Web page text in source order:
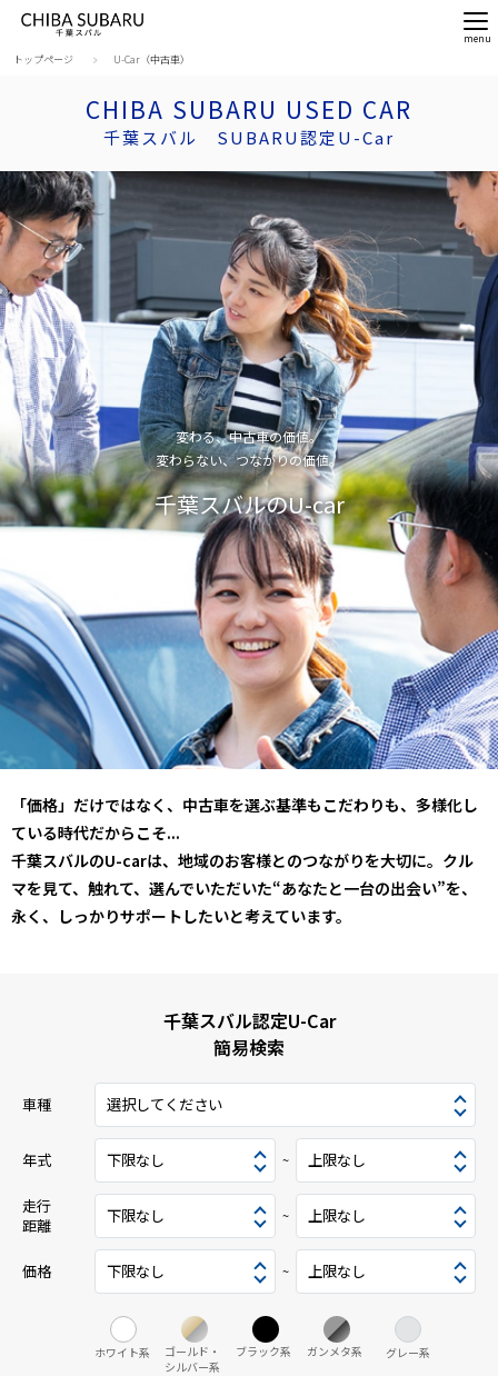
トップページ U-Car（中古車）
CHIBA SUBARU USED CAR
千葉スバル SUBARU認定U-Car
変わる、中古車の価値。
変わらない、つながりの価値。
千葉スバルのU-car
「価格」だけではなく、中古車を選ぶ基準もこだわりも、多様化し
ている時代だからこそ...
千葉スバルのU-carは、地域のお客様とのつながりを大切に。 クル
マを見て、触れて、選んでいただいた“あなたと一台の出会い”を、
永く、しっかりサポートしたいと考えています。
千葉スバル認定U-Car
簡易検索
車種
年式 ~
走行
距離
~
価格 ~